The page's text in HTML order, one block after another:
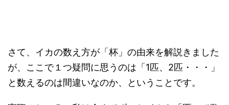
さて、イカの数え方が「杯」の由来を解説きました
が、ここで１つ疑問に思うのは「1匹、2匹・・・」
と数えるのは間違いなのか、ということです。